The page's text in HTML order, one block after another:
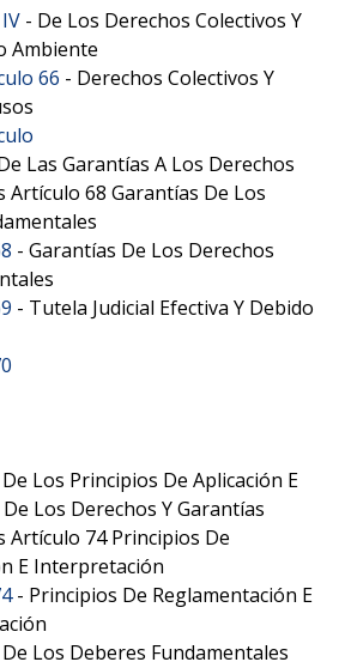
- De Los Derechos Colectivos Y
Ambiente
66 - Derechos Colectivos Y
Las Garantías A Los Derechos
Artículo 68 Garantías De Los
- Garantías De Los Derechos
- Tutela Judicial Efectiva Y Debido
Los Principios De Aplicación E
Los Derechos Y Garantías
Artículo 74 Principios De
E Interpretación
- Principios De Reglamentación E
Los Deberes Fundamentales